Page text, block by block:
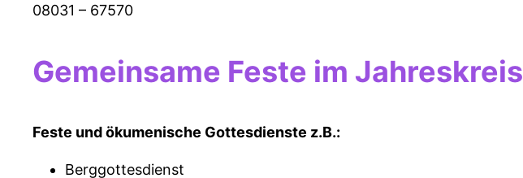
08031 – 67570
Gemeinsame Feste im Jahreskreis
Feste und ökumenische Gottesdienste z.B.:
Berggottesdienst